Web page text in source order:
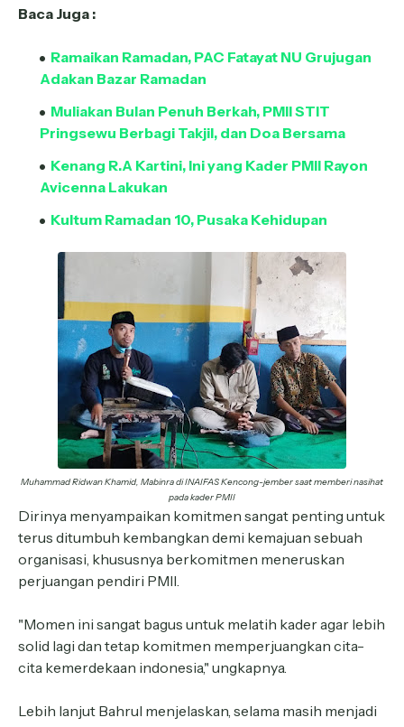
Baca Juga :
Ramaikan Ramadan, PAC Fatayat NU Grujugan
Adakan Bazar Ramadan
Muliakan Bulan Penuh Berkah, PMII STIT
Pringsewu Berbagi Takjil, dan Doa Bersama
Kenang R.A Kartini, Ini yang Kader PMII Rayon
Avicenna Lakukan
Kultum Ramadan 10, Pusaka Kehidupan
Muhammad Ridwan Khamid, Mabinra di INAIFAS Kencong-jember saat memberi nasihat
pada kader PMII
Dirinya menyampaikan komitmen sangat penting untuk
terus ditumbuh kembangkan demi kemajuan sebuah
organisasi, khususnya berkomitmen meneruskan
perjuangan pendiri PMII.
"Momen ini sangat bagus untuk melatih kader agar lebih
solid lagi dan tetap komitmen memperjuangkan cita-
cita kemerdekaan indonesia," ungkapnya.
Lebih lanjut Bahrul menjelaskan, selama masih menjadi